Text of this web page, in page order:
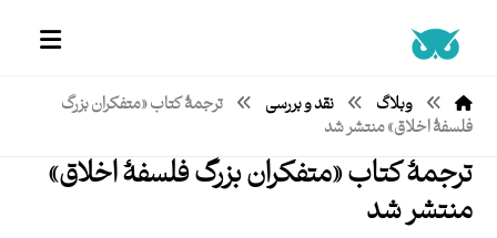
وبلاگ نقد و بررسی
ترجمۀ کتاب «متفکران بزرگ
فلسفۀ اخلاق» منتشر شد
ترجمۀ کتاب «متفکران بزرگ فلسفۀ اخلاق»
منتشر شد